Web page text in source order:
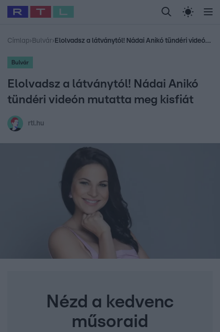
Legfrissebb RTL Híradó Randi Celeb vagyok,
Babits Marcella Most Wanted Gallusz
Címlap› Bulvár› Elolvadsz a látványtól! Nádai Anikó tündéri videón mutatta meg kisfiát
Bulvár
Elolvadsz a látványtól! Nádai Anikó
tündéri videón mutatta meg kisfiát
rtl.hu
Nézd a kedvenc
műsoraid